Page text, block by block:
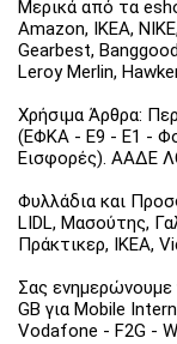
Μερικά από τα
Amazon, IKEA,
Gearbest,
Leroy Merlin,
Χρήσιμα Άρθρα:
(ΕΦΚΑ - Ε9 - Ε1 -
Εισφορές). ΑΑΔΕ
Φυλλάδια και
LIDL, Μασούτης,
Πράκτικερ, ΙΚΕΑ,
Σας
GB για Mobile
Vodafone - F2G -